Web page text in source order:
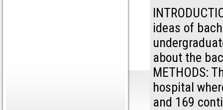
ideas of
about the
METHODS:
hospital
and 169